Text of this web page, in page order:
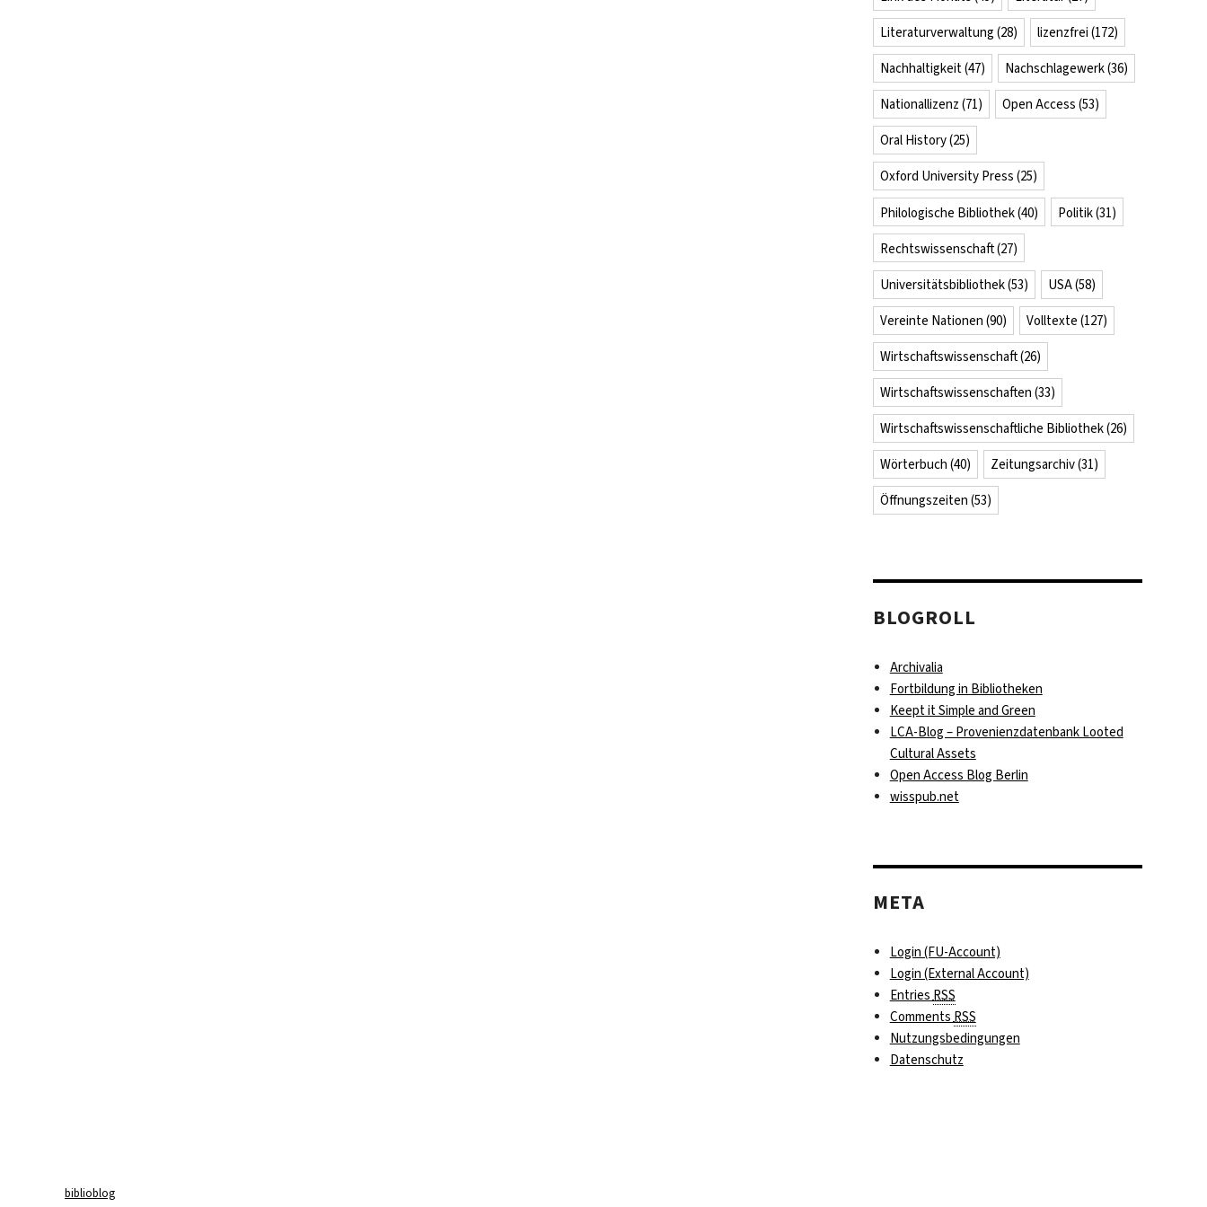
Literaturverwaltung (28) lizenzfrei (172)
Nachhaltigkeit(47) Nachschlagewerk(36)
Nationallizenz (71) Open Access (53)
Oral History(25)
Oxford University Press (25)
Philologische Bibliothek(40) Politik(31)
Rechtswissenschaft(27)
Universitätsbibliothek(53) USA(58)
Vereinte Nationen (90) Volltexte (127)
Wirtschaftswissenschaft(26)
Wirtschaftswissenschaften (33)
Wirtschaftswissenschaftliche Bibliothek(26)
Wörterbuch (40) Zeitungsarchiv(31)
Öffnungszeiten (53)
BLOGROLL
Archivalia
Fortbildung in Bibliotheken
Keept it Simple and Green
LCA-Blog – Provenienzdatenbank Looted
Cultural Assets
Open Access Blog Berlin
wisspub.net
META
Login (FU-Account)
Login (External Account)
EntriesRSS
CommentsRSS
Nutzungsbedingungen
Datenschutz
biblioblog